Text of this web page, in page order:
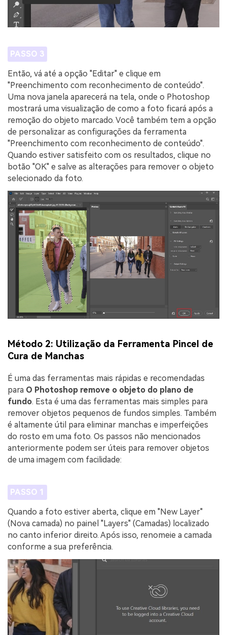
PASSO 3
Então, vá até a opção "Editar" e clique em
"Preenchimento com reconhecimento de conteúdo".
Uma nova janela aparecerá na tela, onde o Photoshop
mostrará uma visualização de como a foto ficará após a
remoção do objeto marcado. Você também tem a opção
de personalizar as configurações da ferramenta
"Preenchimento com reconhecimento de conteúdo".
Quando estiver satisfeito com os resultados, clique no
botão "OK" e salve as alterações para remover o objeto
selecionado da foto.
Método 2: Utilização da Ferramenta Pincel de
Cura de Manchas
É uma das ferramentas mais rápidas e recomendadas
para O Photoshop remove o objeto do plano de
fundo. Esta é uma das ferramentas mais simples para
remover objetos pequenos de fundos simples. Também
é altamente útil para eliminar manchas e imperfeições
do rosto em uma foto. Os passos não mencionados
anteriormente podem ser úteis para remover objetos
de uma imagem com facilidade:
PASSO 1
Quando a foto estiver aberta, clique em "New Layer"
(Nova camada) no painel "Layers" (Camadas) localizado
no canto inferior direito. Após isso, renomeie a camada
conforme a sua preferência.